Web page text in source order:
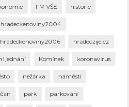
FM VŠE historie
hradeckenoviny2004
hradeckenoviny2006 hradeczije.cz
jednání Komínek koronavirus
nežárka náměstí
park parkování